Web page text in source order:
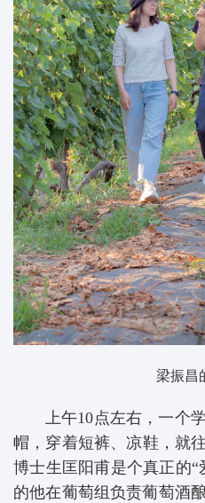
梁振昌
上午10点左右，一个
帽，穿着短裤、凉鞋，就
博士生匡阳甫是个真正的
的他在葡萄组负责葡萄酒